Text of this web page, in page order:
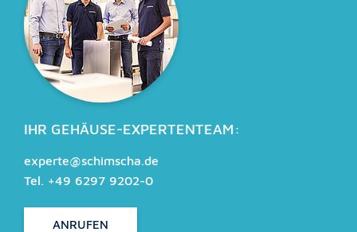
IHR GEHÄUSE-EXPERTENTEAM:
experte@schimscha.de
Tel. +49 6297 9202-0
ANRUFEN